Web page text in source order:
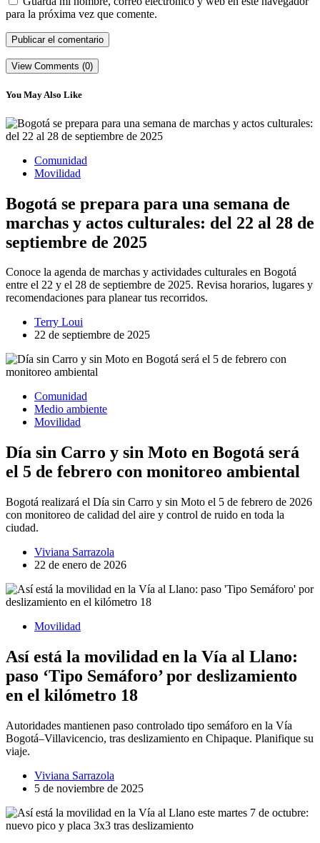
para la próxima vez que comente.
View Comments (0)
You May Also Like
Comunidad
Movilidad
Bogotá se prepara para una semana de
marchas y actos culturales: del 22 al 28 de
septiembre de 2025
Conoce la agenda de marchas y actividades culturales en Bogotá
entre el 22 y el 28 de septiembre de 2025. Revisa horarios, lugares y
recomendaciones para planear tus recorridos.
Terry Loui
22 de septiembre de 2025
Comunidad
Medio ambiente
Movilidad
Día sin Carro y sin Moto en Bogotá será
el 5 de febrero con monitoreo ambiental
Bogotá realizará el Día sin Carro y sin Moto el 5 de febrero de 2026
con monitoreo de calidad del aire y control de ruido en toda la
ciudad.
Viviana Sarrazola
22 de enero de 2026
Movilidad
Así está la movilidad en la Vía al Llano:
paso ‘Tipo Semáforo’ por deslizamiento
en el kilómetro 18
Autoridades mantienen paso controlado tipo semáforo en la Vía
Bogotá–Villavicencio, tras deslizamiento en Chipaque. Planifique su
viaje.
Viviana Sarrazola
5 de noviembre de 2025